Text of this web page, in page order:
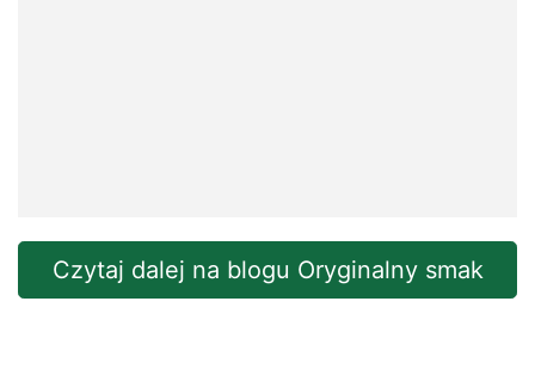
Czytaj dalej na blogu Oryginalny smak